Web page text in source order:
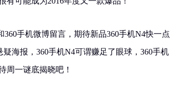
手机微博留言，期待新品360手机N4快一点
海报，360手机N4可谓赚足了眼球，360手机
周一谜底揭晓吧！